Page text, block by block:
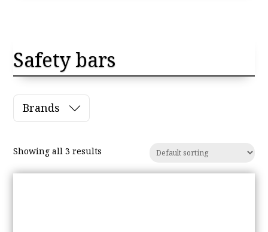
Safety bars
Brands
Showing all 3 results